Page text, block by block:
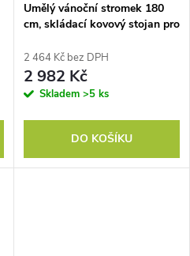
Umělý vánoční stromek 180
cm, skládací kovový stojan pro
zelené barvě
2 464 Kč bez DPH
2 982 Kč
Skladem >5 ks
DO KOŠÍKU